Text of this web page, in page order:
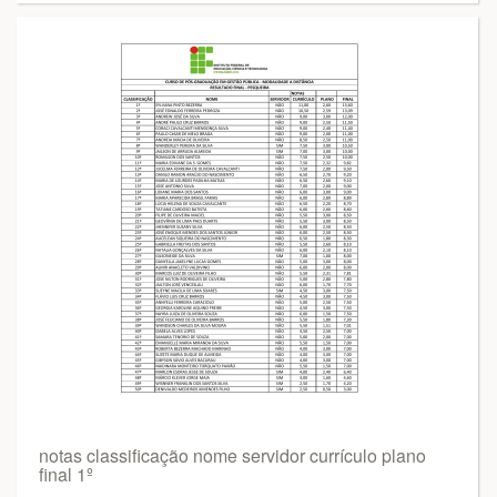
notas classificação nome servidor currículo plano
final 1º